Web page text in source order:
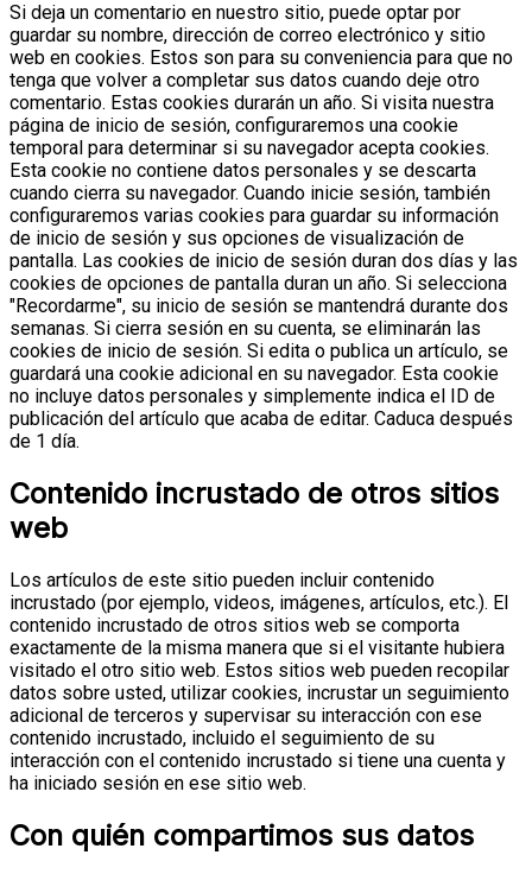
Si deja un comentario en nuestro sitio, puede optar por
guardar su nombre, dirección de correo electrónico y sitio
web en cookies. Estos son para su conveniencia para que no
tenga que volver a completar sus datos cuando deje otro
comentario. Estas cookies durarán un año. Si visita nuestra
página de inicio de sesión, configuraremos una cookie
temporal para determinar si su navegador acepta cookies.
Esta cookie no contiene datos personales y se descarta
cuando cierra su navegador. Cuando inicie sesión, también
configuraremos varias cookies para guardar su información
de inicio de sesión y sus opciones de visualización de
pantalla. Las cookies de inicio de sesión duran dos días y las
cookies de opciones de pantalla duran un año. Si selecciona
"Recordarme", su inicio de sesión se mantendrá durante dos
semanas. Si cierra sesión en su cuenta, se eliminarán las
cookies de inicio de sesión. Si edita o publica un artículo, se
guardará una cookie adicional en su navegador. Esta cookie
no incluye datos personales y simplemente indica el ID de
publicación del artículo que acaba de editar. Caduca después
de 1 día.
Contenido incrustado de otros sitios
web
Los artículos de este sitio pueden incluir contenido
incrustado (por ejemplo, videos, imágenes, artículos, etc.). El
contenido incrustado de otros sitios web se comporta
exactamente de la misma manera que si el visitante hubiera
visitado el otro sitio web. Estos sitios web pueden recopilar
datos sobre usted, utilizar cookies, incrustar un seguimiento
adicional de terceros y supervisar su interacción con ese
contenido incrustado, incluido el seguimiento de su
interacción con el contenido incrustado si tiene una cuenta y
ha iniciado sesión en ese sitio web.
Con quién compartimos sus datos